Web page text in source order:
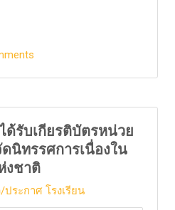
ด้รับเกียรติบัตรหน่วย
นิทรรศการเนื่องใน
งชาติ
ประกาศ โรงเรียน